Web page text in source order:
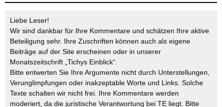
Liebe Leser!
Wir sind dankbar für Ihre Kommentare und schätzen Ihre aktive
Beteiligung sehr. Ihre Zuschriften können auch als eigene
Beiträge auf der Site erscheinen oder in unserer
Monatszeitschrift „Tichys Einblick“.
Bitte entwerten Sie Ihre Argumente nicht durch Unterstellungen,
Verunglimpfungen oder inakzeptable Worte und Links. Solche
Texte schalten wir nicht frei. Ihre Kommentare werden
moderiert, da die juristische Verantwortung bei TE liegt. Bitte